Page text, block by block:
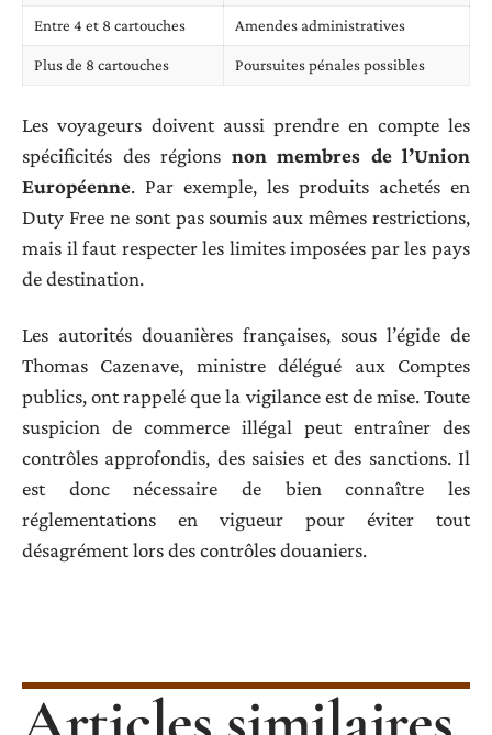
Entre 4 et 8 cartouches Amendes administratives
Plus de 8 cartouches Poursuites pénales possibles
Les voyageurs doivent aussi prendre en compte les
spécificités des régions non membres de l’Union
Européenne. Par exemple, les produits achetés en
Duty Free ne sont pas soumis aux mêmes restrictions,
mais il faut respecter les limites imposées par les pays
de destination.
Les autorités douanières françaises, sous l’égide de
Thomas Cazenave, ministre délégué aux Comptes
publics, ont rappelé que la vigilance est de mise. Toute
suspicion de commerce illégal peut entraîner des
contrôles approfondis, des saisies et des sanctions. Il
est donc nécessaire de bien connaître les
réglementations en vigueur pour éviter tout
désagrément lors des contrôles douaniers.